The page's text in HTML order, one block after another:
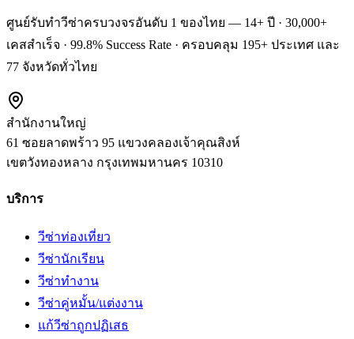
ศูนย์รับทำวีซ่าครบวงจรอันดับ 1 ของไทย — 14+ ปี · 30,000+
เคสสำเร็จ · 99.8% Success Rate · ครอบคลุม 195+ ประเทศ และ
77 จังหวัดทั่วไทย
สำนักงานใหญ่
61 ซอยลาดพร้าว 95 แขวงคลองเจ้าคุณสิงห์
เขตวังทองหลาง กรุงเทพมหานคร 10310
บริการ
วีซ่าท่องเที่ยว
วีซ่านักเรียน
วีซ่าทำงาน
วีซ่าคู่หมั้น/แต่งงาน
แก้วีซ่าถูกปฏิเสธ